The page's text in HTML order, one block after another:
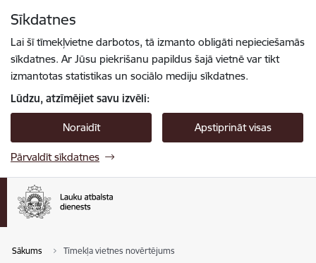
Sīkdatnes
Lai šī tīmekļvietne darbotos, tā izmanto obligāti nepieciešamās
sīkdatnes. Ar Jūsu piekrišanu papildus šajā vietnē var tikt
izmantotas statistikas un sociālo mediju sīkdatnes.
Lūdzu, atzīmējiet savu izvēli:
Noraidīt Apstiprināt visas
Pārvaldīt sīkdatnes
Sākums Tīmekļa vietnes novērtējums